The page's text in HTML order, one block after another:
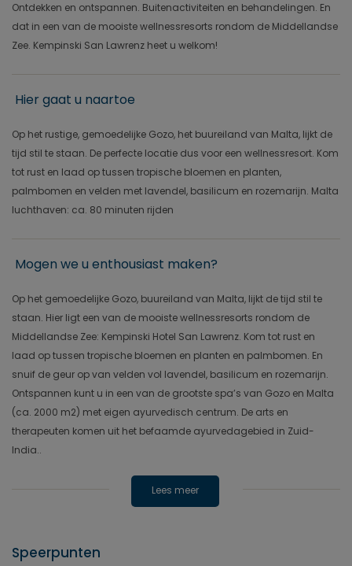
Ontdekken en ontspannen. Buitenactiviteiten en behandelingen. En
dat in een van de mooiste wellnessresorts rondom de Middellandse
Zee. Kempinski San Lawrenz heet u welkom!
Hier gaat u naartoe
Op het rustige, gemoedelijke Gozo, het buureiland van Malta, lijkt de
tijd stil te staan. De perfecte locatie dus voor een wellnessresort. Kom
tot rust en laad op tussen tropische bloemen en planten,
palmbomen en velden met lavendel, basilicum en rozemarijn. Malta
luchthaven: ca. 80 minuten rijden
Mogen we u enthousiast maken?
Op het gemoedelijke Gozo, buureiland van Malta, lijkt de tijd stil te
staan. Hier ligt een van de mooiste wellnessresorts rondom de
Middellandse Zee: Kempinski Hotel San Lawrenz. Kom tot rust en
laad op tussen tropische bloemen en planten en palmbomen. En
snuif de geur op van velden vol lavendel, basilicum en rozemarijn.
Ontspannen kunt u in een van de grootste spa’s van Gozo en Malta
(ca. 2000 m2) met eigen ayurvedisch centrum. De arts en
therapeuten komen uit het befaamde ayurvedagebied in Zuid-
India..
Lees meer
Speerpunten